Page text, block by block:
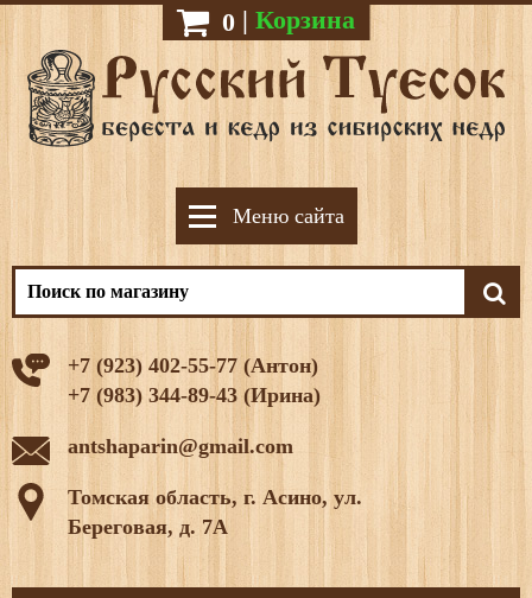
0 | Корзина
Меню сайта
+7 (923) 402-55-77 (Антон)
+7 (983) 344-89-43 (Ирина)
antshaparin@gmail.com
Томская область, г. Асино, ул.
Береговая, д. 7А